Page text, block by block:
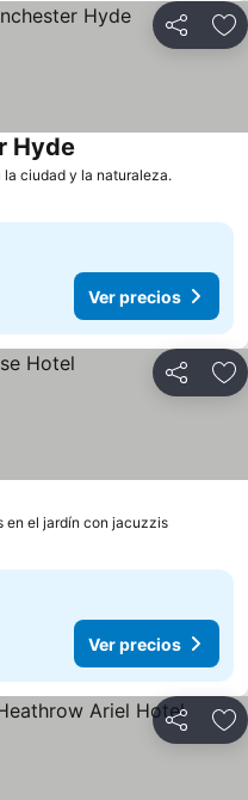
Compartir
ciudad y la naturaleza.Ver
Hyde
Ver precios
Compartir
en el jardín con jacuzzisVer
Ver precios
Compartir